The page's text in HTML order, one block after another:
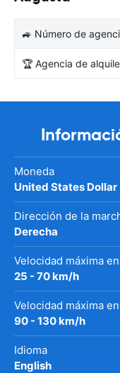
🚙 Número de
🏆 Agencia de
Moneda
United States Dollar
Dirección de la
Derecha
Velocidad máxima
25 - 70 km/h
Velocidad máxima
90 - 130 km/h
Idioma
English